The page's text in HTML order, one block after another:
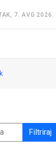
7. AVG 2026.
Filtriraj